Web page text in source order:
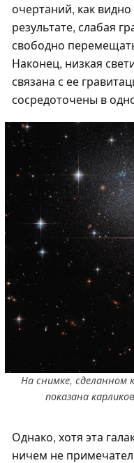
очертаний, как
результате, слабая
свободно
Наконец, низкая
связана с ее
сосредоточены в
На снимке, сделанном
показана
Однако, хотя эта
ничем не